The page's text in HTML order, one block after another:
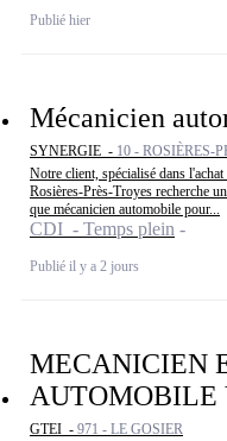
Publié hier
Mécanicien
SYNERGIE - 10 - ROSIÈRES-
Notre client, spécialisé dans
Rosières-Près-Troyes recherche
que mécanicien automobile pour...
CDI - Temps plein
Publié il y a 2 jours
MECANICIEN
GTEI - 971 - LE GOSIER